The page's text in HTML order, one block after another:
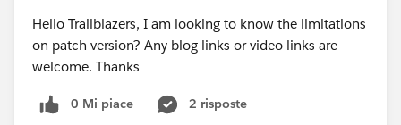
Hello Trailblazers, I am looking to know the limitations
on patch version? Any blog links or video links are
welcome. Thanks
0 Mi piace
2 risposte